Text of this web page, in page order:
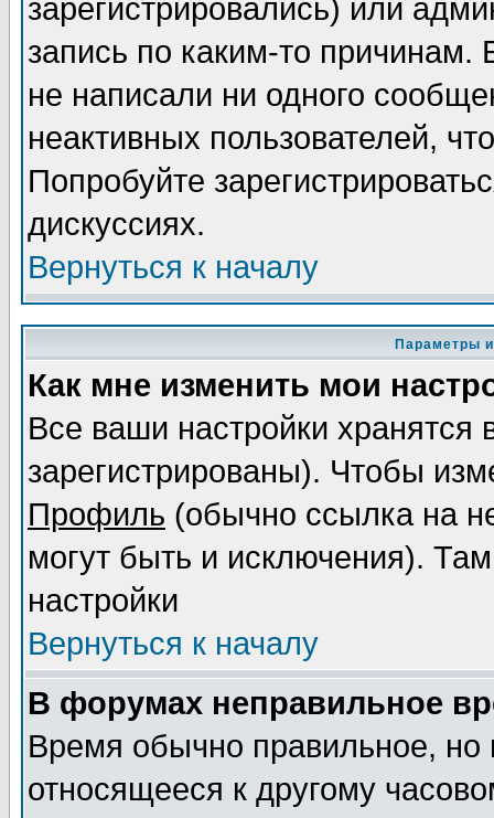
зарегистрировались) или
запись по каким-то
не написали ни одного
неактивных пользователей,
Попробуйте
дискуссиях.
Вернуться к началу
Параметры
Как мне изменить мои
Все ваши настройки
зарегистрированы). Чтобы
Профиль (обычно ссылка на
могут быть и исключения).
настройки
Вернуться к началу
В форумах неправильное
Время обычно правильное,
относящееся к другому